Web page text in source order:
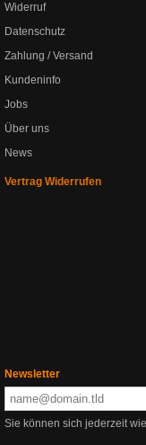
Widerruf
Datenschutz
Zahlung / Versand
Kundeninfo
Jobs
Über uns
News
Vertrag Widerrufen
Newsletter
Sie können sich jederzeit